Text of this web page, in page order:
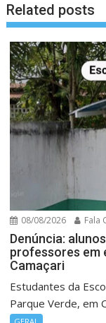
Related posts
08/08/2026 Fala
Denúncia:
professores em
Camaçari
Estudantes da
Parque Verde, em